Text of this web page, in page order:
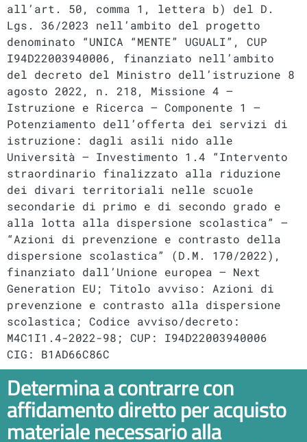
all’art. 50, comma 1, lettera b) del D.
Lgs. 36/2023 nell’ambito del progetto
denominato “UNICA “MENTE” UGUALI”, CUP
I94D22003940006, finanziato nell’ambito
del decreto del Ministro dell’istruzione 8
agosto 2022, n. 218, Missione 4 –
Istruzione e Ricerca – Componente 1 –
Potenziamento dell’offerta dei servizi di
istruzione: dagli asili nido alle
Università – Investimento 1.4 “Intervento
straordinario finalizzato alla riduzione
dei divari territoriali nelle scuole
secondarie di primo e di secondo grado e
alla lotta alla dispersione scolastica” –
“Azioni di prevenzione e contrasto della
dispersione scolastica” (D.M. 170/2022),
finanziato dall’Unione europea – Next
Generation EU; Titolo avviso: Azioni di
prevenzione e contrasto alla dispersione
scolastica; Codice avviso/decreto:
M4C1I1.4-2022-98; CUP: I94D22003940006
CIG: B1AD66C86C
Determina a contrarre con
affidamento diretto per acquisto
materiale necessario alla